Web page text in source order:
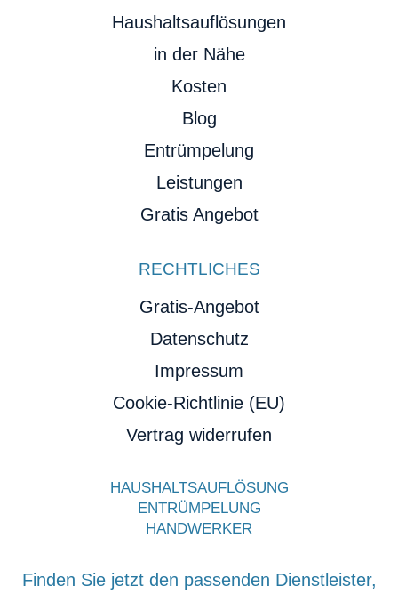
Haushaltsauflösungen
in der Nähe
Kosten
Blog
Entrümpelung
Leistungen
Gratis Angebot
RECHTLICHES
Gratis-Angebot
Datenschutz
Impressum
Cookie-Richtlinie (EU)
Vertrag widerrufen
HAUSHALTSAUFLÖSUNG
ENTRÜMPELUNG
HANDWERKER
Finden Sie jetzt den passenden Dienstleister,